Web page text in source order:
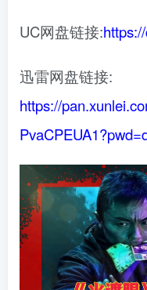
UC网盘链接:
迅雷网盘链接:
https://